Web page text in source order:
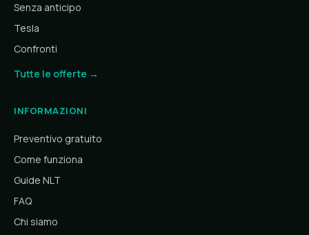
Senza anticipo
Tesla
Confronti
Tutte le offerte →
INFORMAZIONI
Preventivo gratuito
Come funziona
Guide NLT
FAQ
Chi siamo